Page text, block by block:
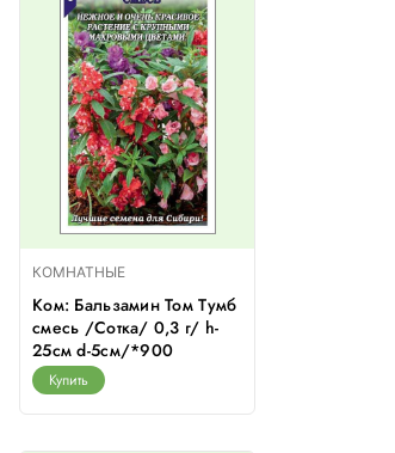
КОМНАТНЫЕ
Ком: Бальзамин Том Тумб
смесь /Сотка/ 0,3 г/ h-
25см d-5см/*900
Купить